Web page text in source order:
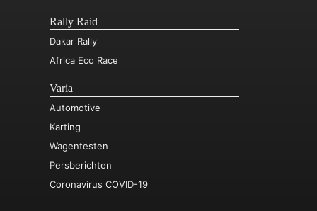
Rally Raid
Dakar Rally
Africa Eco Race
Varia
Automotive
Karting
Wagentesten
Persberichten
Coronavirus COVID-19